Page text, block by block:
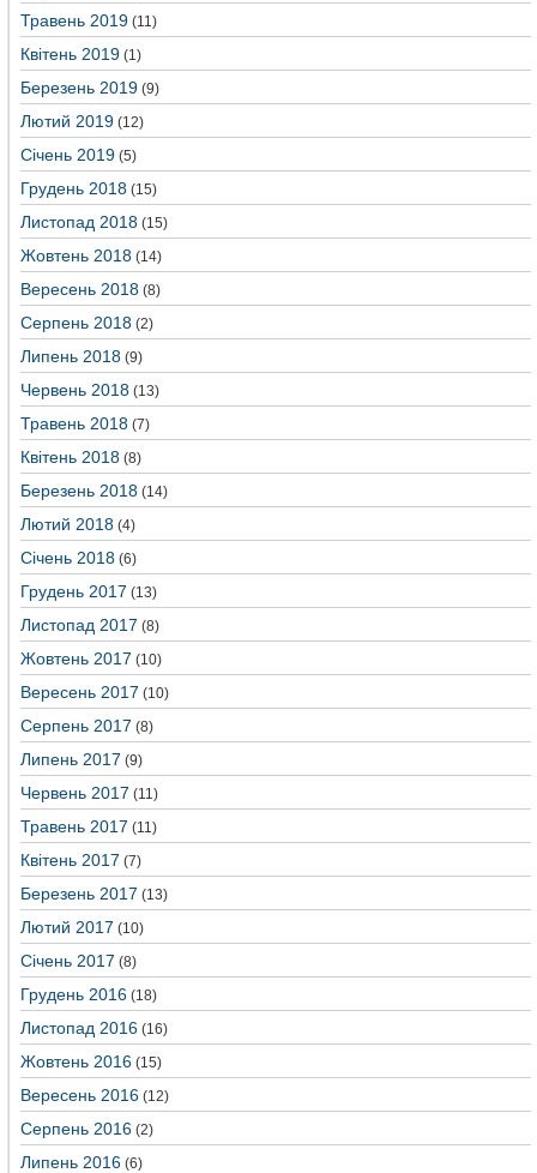
Травень 2019 (11)
Квітень 2019 (1)
Березень 2019 (9)
Лютий 2019 (12)
Січень 2019 (5)
Грудень 2018 (15)
Листопад 2018 (15)
Жовтень 2018 (14)
Вересень 2018 (8)
Серпень 2018 (2)
Липень 2018 (9)
Червень 2018 (13)
Травень 2018 (7)
Квітень 2018 (8)
Березень 2018 (14)
Лютий 2018 (4)
Січень 2018 (6)
Грудень 2017 (13)
Листопад 2017 (8)
Жовтень 2017 (10)
Вересень 2017 (10)
Серпень 2017 (8)
Липень 2017 (9)
Червень 2017 (11)
Травень 2017 (11)
Квітень 2017 (7)
Березень 2017 (13)
Лютий 2017 (10)
Січень 2017 (8)
Грудень 2016 (18)
Листопад 2016 (16)
Жовтень 2016 (15)
Вересень 2016 (12)
Серпень 2016 (2)
Липень 2016 (6)